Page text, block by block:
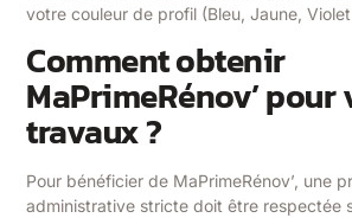
votre couleur de profil (Bleu, Jaune, Violet
Comment obtenir
MaPrimeRénov’ pour
travaux ?
Pour bénéficier de MaPrimeRénov’, une
administrative stricte doit être respectée